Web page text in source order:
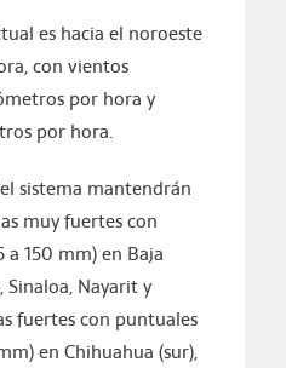
es hacia el noroeste
con vientos
por hora y
por hora.
sistema mantendrán
muy fuertes con
a 150 mm) en Baja
Sinaloa, Nayarit y
fuertes con puntuales
en Chihuahua (sur),